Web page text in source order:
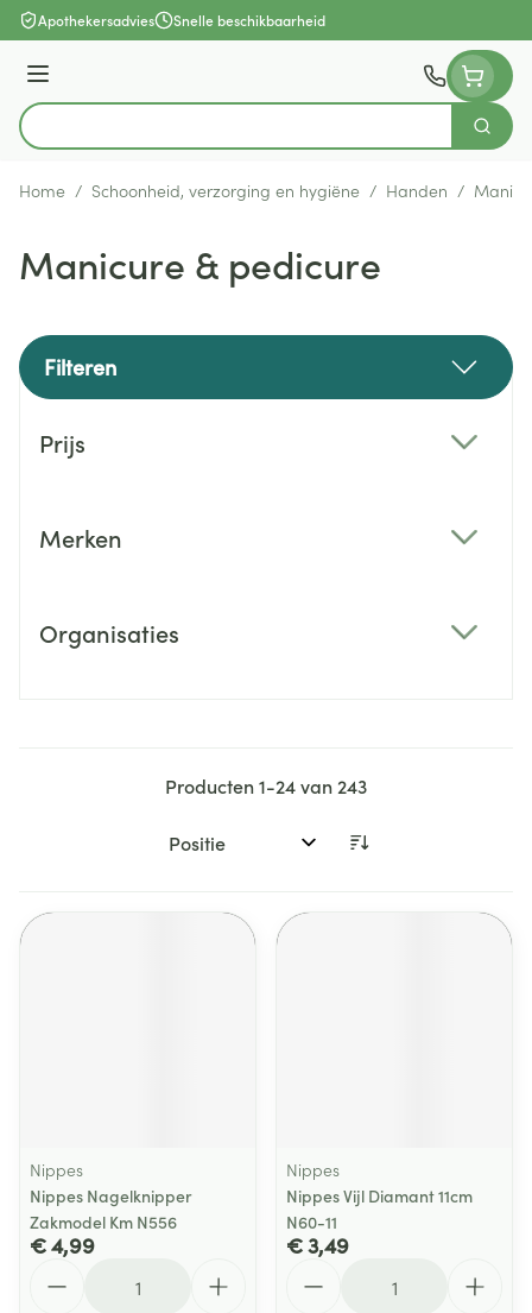
Ga naar de inhoud
Apothekersadvies Snelle beschikbaarheid
Menu
Product, merk, categorie...
Zoek
Home / Schoonheid, verzorging en hygiëne / Handen /
Manicure & pedicure
Filteren
Prijs
Merken
Organisaties
Producten1-24van 243
Sorteer op:
Nippes
Nippes Nagelknipper
Zakmodel Km N556
€ 4,99
Nippes
Nippes Vijl Diamant 11cm
N60-11
€ 3,49